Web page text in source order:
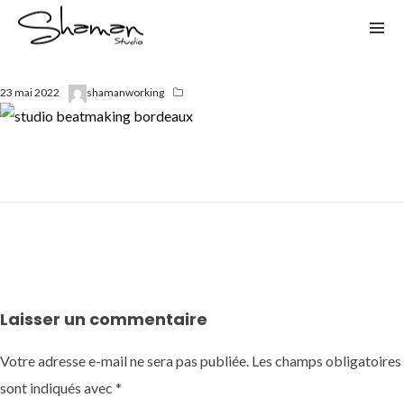
23 mai 2022 shamanworking
Laisser un commentaire
Votre adresse e-mail ne sera pas publiée. Les champs obligatoires
sont indiqués avec *